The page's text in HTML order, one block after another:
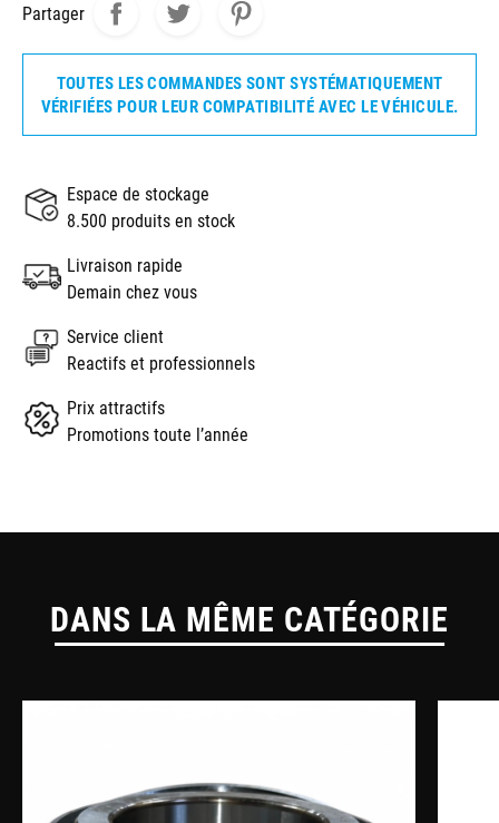
Partager
TOUTES LES COMMANDES SONT SYSTÉMATIQUEMENT
VÉRIFIÉES POUR LEUR COMPATIBILITÉ AVEC LE VÉHICULE.
Espace de stockage
8.500 produits en stock
Livraison rapide
Demain chez vous
Service client
Reactifs et professionnels
Prix attractifs
Promotions toute l’année
DANS LA MÊME CATÉGORIE